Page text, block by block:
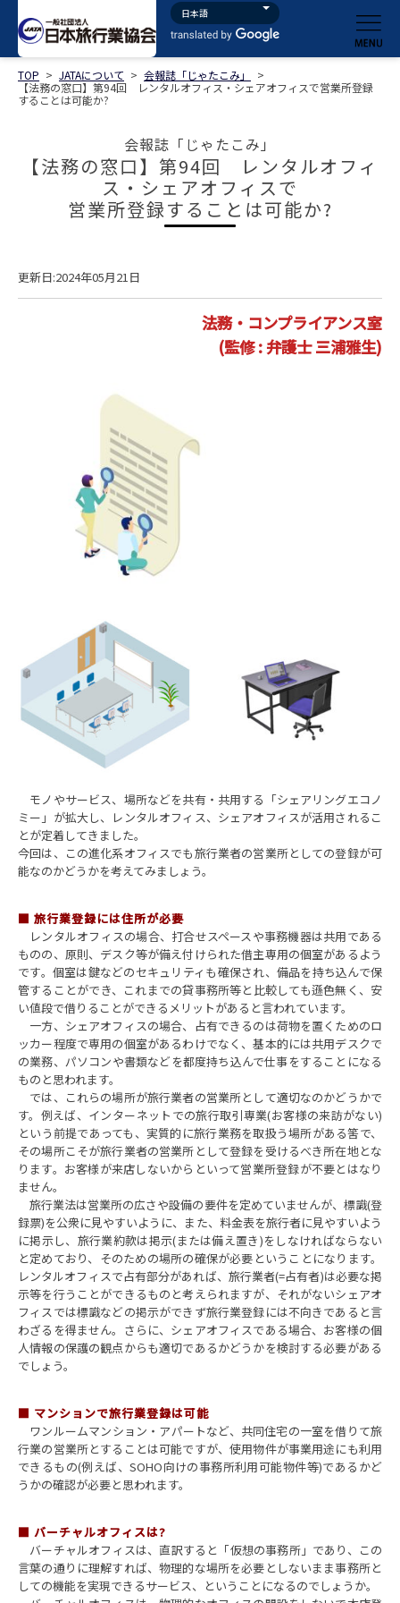
TOP > JATAについて > 会報誌「じゃたこみ」
>
【法務の窓口】第94回 レンタルオフィス・シェアオフィスで営業所登録
することは可能か?
会報誌「じゃたこみ」
【法務の窓口】第94回 レンタルオフィ
ス・シェアオフィスで
営業所登録することは可能か?
更新日:2024年05月21日
法務・コンプライアンス室
(監修 : 弁護士 三浦雅生)
モノやサービス、場所などを共有・共用する「シェアリングエコノ
ミー」が拡大し、レンタルオフィス、シェアオフィスが活用されるこ
とが定着してきました。
今回は、この進化系オフィスでも旅行業者の営業所としての登録が可
能なのかどうかを考えてみましょう。
■ 旅行業登録には住所が必要
レンタルオフィスの場合、打合せスペースや事務機器は共用である
ものの、原則、デスク等が備え付けられた借主専用の個室があるよう
です。個室は鍵などのセキュリティも確保され、備品を持ち込んで保
管することができ、これまでの貸事務所等と比較しても遜色無く、安
い値段で借りることができるメリットがあると言われています。
一方、シェアオフィスの場合、占有できるのは荷物を置くためのロ
ッカー程度で専用の個室があるわけでなく、基本的には共用デスクで
の業務、パソコンや書類などを都度持ち込んで仕事をすることになる
ものと思われます。
では、これらの場所が旅行業者の営業所として適切なのかどうかで
す。例えば、インターネットでの旅行取引専業(お客様の来訪がない)
という前提であっても、実質的に旅行業務を取扱う場所がある筈で、
その場所こそが旅行業者の営業所として登録を受けるべき所在地とな
ります。お客様が来店しないからといって営業所登録が不要とはなり
ません。
旅行業法は営業所の広さや設備の要件を定めていませんが、標識(登
録票)を公衆に見やすいように、また、料金表を旅行者に見やすいよう
に掲示し、旅行業約款は掲示(または備え置き)をしなければならない
と定めており、そのための場所の確保が必要ということになります。
レンタルオフィスで占有部分があれば、旅行業者(=占有者)は必要な掲
示等を行うことができるものと考えられますが、それがないシェアオ
フィスでは標識などの掲示ができず旅行業登録には不向きであると言
わざるを得ません。さらに、シェアオフィスである場合、お客様の個
人情報の保護の観点からも適切であるかどうかを検討する必要がある
でしょう。
■ マンションで旅行業登録は可能
ワンルームマンション・アパートなど、共同住宅の一室を借りて旅
行業の営業所とすることは可能ですが、使用物件が事業用途にも利用
できるもの(例えば、SOHO向けの事務所利用可能物件等)であるかど
うかの確認が必要と思われます。
■ バーチャルオフィスは?
バーチャルオフィスは、直訳すると「仮想の事務所」であり、この
言葉の通りに理解すれば、物理的な場所を必要としないまま事務所と
しての機能を実現できるサービス、ということになるのでしょうか。